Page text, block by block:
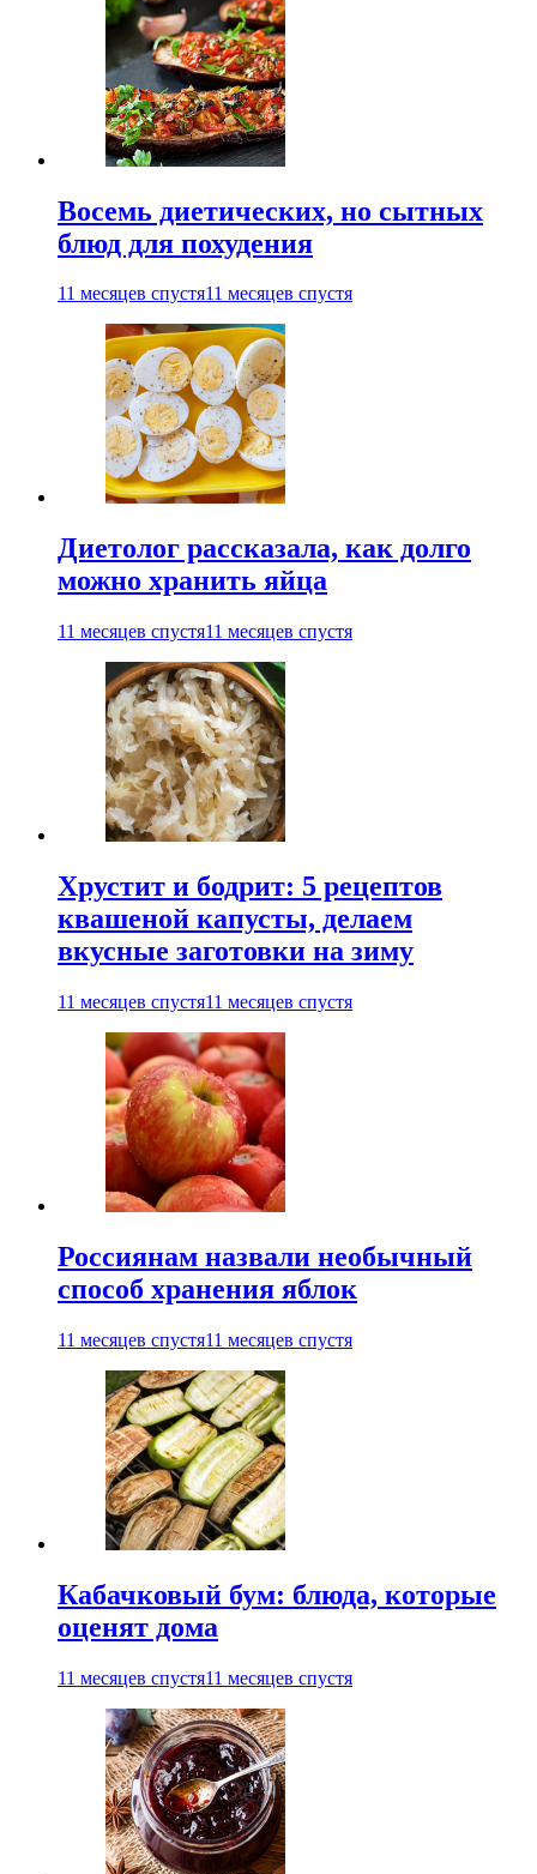
Восемь диетических, но сытных
блюд для похудения
11 месяцев спустя11 месяцев спустя
Диетолог рассказала, как долго
можно хранить яйца
11 месяцев спустя11 месяцев спустя
Хрустит и бодрит: 5 рецептов
квашеной капусты, делаем
вкусные заготовки на зиму
11 месяцев спустя11 месяцев спустя
Россиянам назвали необычный
способ хранения яблок
11 месяцев спустя11 месяцев спустя
Кабачковый бум: блюда, которые
оценят дома
11 месяцев спустя11 месяцев спустя